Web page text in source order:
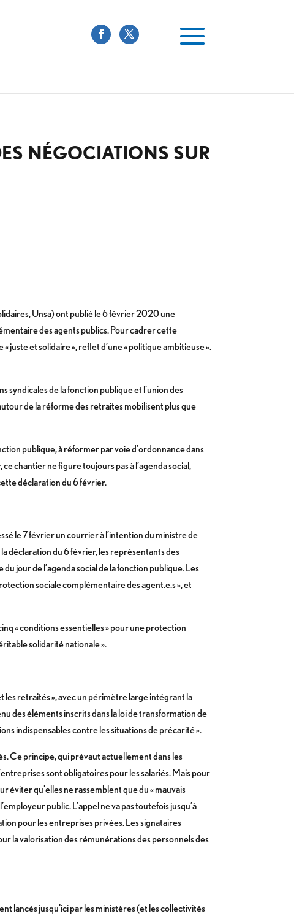
NÉGOCIATIONS SUR
Unsa) ont publié le 6 février 2020 une
des agents publics. Pour cadrer cette
juste et solidaire », reflet d’une « politique ambitieuse ».
de la fonction publique et l’union des
de la réforme des retraites mobilisent plus que
publique, à réformer par voie d’ordonnance dans
chantier ne figure toujours pas à l’agenda social,
déclaration du 6 février.
le 7 février un courrier à l’intention du ministre de
déclaration du 6 février, les représentants des
jour de l’agenda social de la fonction publique. Les
sociale complémentaire des agent.e.s », et
« conditions essentielles » pour une protection
solidarité nationale ».
les retraités », avec un périmètre large intégrant la
des éléments inscrits dans la loi de transformation de
indispensables contre les situations de précarité ».
Ce principe, qui prévaut actuellement dans les
sont obligatoires pour les salariés. Mais pour
éviter qu’elles ne rassemblent que du « mauvais
public. L’appel ne va pas toutefois jusqu’à
pour les entreprises privées. Les signataires
la valorisation des rémunérations des personnels des
lancés jusqu’ici par les ministères (et les collectivités